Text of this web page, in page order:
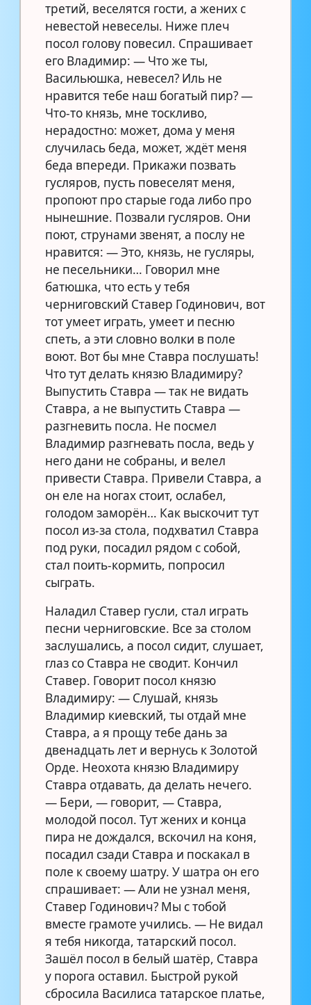
третий, веселятся гости, а жених с
невестой невеселы. Ниже плеч
посол голову повесил. Спрашивает
его Владимир: — Что же ты,
Васильюшка, невесел? Иль не
нравится тебе наш богатый пир? —
Что-то князь, мне тоскливо,
нерадостно: может, дома у меня
случилась беда, может, ждёт меня
беда впереди. Прикажи позвать
гусляров, пусть повеселят меня,
пропоют про старые года либо про
нынешние. Позвали гусляров. Они
поют, струнами звенят, а послу не
нравится: — Это, князь, не гусляры,
не песельники… Говорил мне
батюшка, что есть у тебя
черниговский Ставер Годинович, вот
тот умеет играть, умеет и песню
спеть, а эти словно волки в поле
воют. Вот бы мне Ставра послушать!
Что тут делать князю Владимиру?
Выпустить Ставра — так не видать
Ставра, а не выпустить Ставра —
разгневить посла. Не посмел
Владимир разгневать посла, ведь у
него дани не собраны, и велел
привести Ставра. Привели Ставра, а
он еле на ногах стоит, ослабел,
голодом заморён… Как выскочит тут
посол из-за стола, подхватил Ставра
под руки, посадил рядом с собой,
стал поить-кормить, попросил
сыграть.
Наладил Ставер гусли, стал играть
песни черниговские. Все за столом
заслушались, а посол сидит, слушает,
глаз со Ставра не сводит. Кончил
Ставер. Говорит посол князю
Владимиру: — Слушай, князь
Владимир киевский, ты отдай мне
Ставра, а я прощу тебе дань за
двенадцать лет и вернусь к Золотой
Орде. Неохота князю Владимиру
Ставра отдавать, да делать нечего.
— Бери, — говорит, — Ставра,
молодой посол. Тут жених и конца
пира не дождался, вскочил на коня,
посадил сзади Ставра и поскакал в
поле к своему шатру. У шатра он его
спрашивает: — Али не узнал меня,
Ставер Годинович? Мы с тобой
вместе грамоте учились. — Не видал
я тебя никогда, татарский посол.
Зашёл посол в белый шатёр, Ставра
у порога оставил. Быстрой рукой
сбросила Василиса татарское платье,